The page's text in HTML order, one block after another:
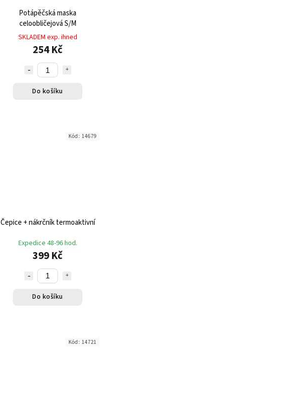
Potápěčská maska
celoobličejová S/M
SKLADEM exp. ihned
254 Kč
Do košíku
Čepice + nákrčník termoaktivní
Expedice 48-96 hod.
399 Kč
Do košíku
Kód: 14679
Kód: 14721